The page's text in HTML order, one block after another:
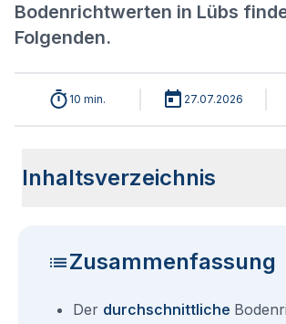
Bodenrichtwerten in Lübs
Folgenden.
10 min. 27.07.2026
Inhaltsverzeichnis
Zusammenfassung
Der durchschnittliche